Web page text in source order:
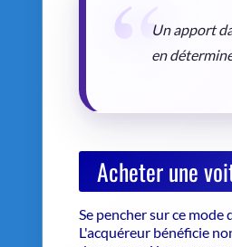
Un apport
en
Acheter une
Se pencher sur ce
L'acquéreur bénéficie